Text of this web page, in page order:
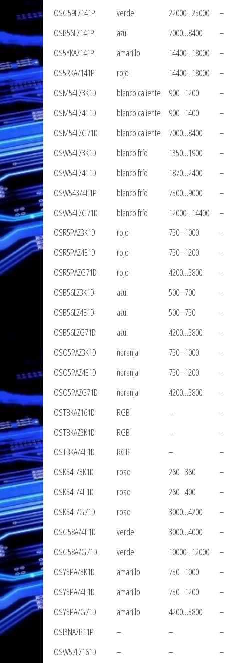
OSG59LZ141P
verde 22000…25000 –
OSB56LZ141P
azul 7000…8400 –
OS5YKAZ141P
amarillo 14400…18000 –
OS5RKAZ141P
rojo 14400…18000 –
OSM54LZ3K1D
blanco caliente 900…1200 –
OSM54LZ4E1D
blanco caliente 900…1400 –
OSM54LZG71D
blanco caliente 7000…8400 –
OSW54LZ3K1D
blanco frío 1350…1900 –
OSW54LZ4E1D
blanco frío 1870…2400 –
OSW543Z4E1P
blanco frío 7500…9000 –
OSW54LZG71D
blanco frío 12000…14400 –
OSR5PAZ3K1D
rojo 750…1000 –
OSR5PAZ4E1D
rojo 750…1200 –
OSR5PAZG71D
rojo 4200…5800 –
OSB56LZ3K1D
azul 500…700 –
OSB56LZ4E1D
azul 500…750 –
OSB56LZG71D
azul 4200…5800 –
OSO5PAZ3K1D
naranja 750…1000 –
OSO5PAZ4E1D
naranja 750…1200 –
OSO5PAZG71D
naranja 4200…5800 –
OSTBKAZ161D
RGB – –
OSTBKAZ3K1D
RGB – –
OSTBKAZ4E1D
RGB – –
OSK54LZ3K1D
roso 260…360 –
OSK54LZ4E1D
roso 260…400 –
OSK54LZG71D
roso 3000…4200 –
OSG58AZ4E1D
verde 3000…4000 –
OSG58AZG71D
verde 10000…12000 –
OSY5PAZ3K1D
amarillo 750…1000 –
OSY5PAZ4E1D
amarillo 750…1200 –
OSY5PAZG71D
amarillo 4200…5800 –
OSI3NAZB11P
– – –
OSW57LZ161D
– – –